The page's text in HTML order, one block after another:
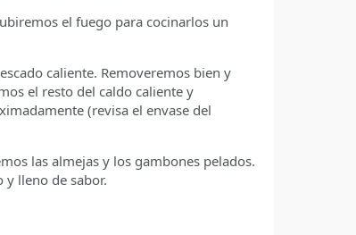
el fuego para cocinarlos un
caliente. Removeremos bien y
el resto del caldo caliente y
(revisa el envase del
las almejas y los gambones pelados.
lleno de sabor.